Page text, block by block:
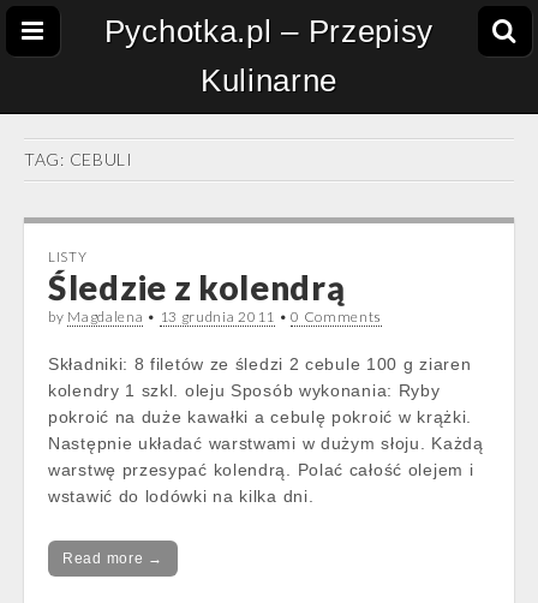
Pychotka.pl – Przepisy
Kulinarne
TAG: CEBULI
LISTY
Śledzie z kolendrą
by Magdalena • 13 grudnia 2011 •0 Comments
Składniki: 8 filetów ze śledzi 2 cebule 100 g ziaren
kolendry 1 szkl. oleju Sposób wykonania: Ryby
pokroić na duże kawałki a cebulę pokroić w krążki.
Następnie układać warstwami w dużym słoju. Każdą
warstwę przesypać kolendrą. Polać całość olejem i
wstawić do lodówki na kilka dni.
Read more →